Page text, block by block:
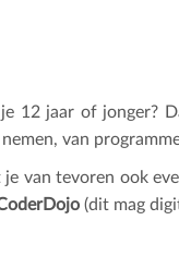
12 jaar of jonger?
nemen, van
van tevoren ook
(dit mag